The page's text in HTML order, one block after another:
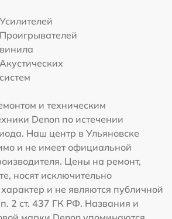
Усилителей
Проигрывателей
винила
Акустических
систем
и техническим
Denon по истечении
Наш центр в Ульяновске
и не имеет официальной
Цены на ремонт,
носят исключительно
и не являются публичной
2 ст. 437 ГК РФ. Названия и